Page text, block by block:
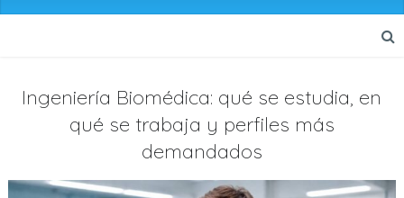
Ingeniería Biomédica: qué se estudia, en
qué se trabaja y perfiles más
demandados